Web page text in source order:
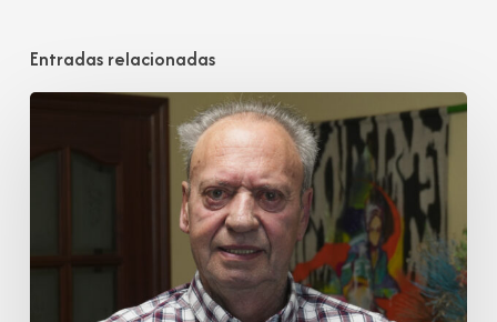
Entradas relacionadas
Juan